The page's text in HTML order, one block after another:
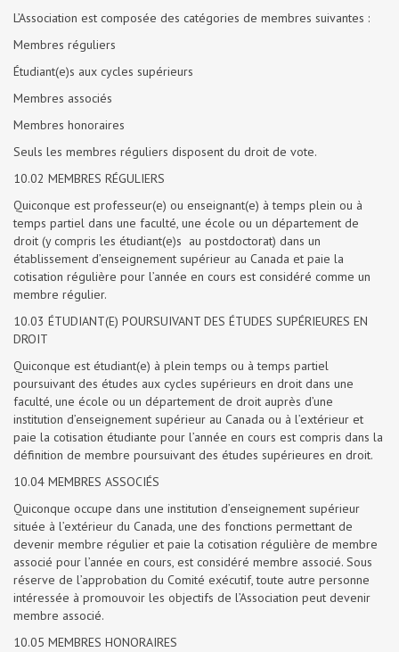
L’Association est composée des catégories de membres suivantes :
Membres réguliers
Étudiant(e)s aux cycles supérieurs
Membres associés
Membres honoraires
Seuls les membres réguliers disposent du droit de vote.
10.02 MEMBRES RÉGULIERS
Quiconque est professeur(e) ou enseignant(e) à temps plein ou à
temps partiel dans une faculté, une école ou un département de
droit (y compris les étudiant(e)s au postdoctorat) dans un
établissement d’enseignement supérieur au Canada et paie la
cotisation régulière pour l’année en cours est considéré comme un
membre régulier.
10.03 ÉTUDIANT(E) POURSUIVANT DES ÉTUDES SUPÉRIEURES EN
DROIT
Quiconque est étudiant(e) à plein temps ou à temps partiel
poursuivant des études aux cycles supérieurs en droit dans une
faculté, une école ou un département de droit auprès d’une
institution d’enseignement supérieur au Canada ou à l’extérieur et
paie la cotisation étudiante pour l’année en cours est compris dans la
définition de membre poursuivant des études supérieures en droit.
10.04 MEMBRES ASSOCIÉS
Quiconque occupe dans une institution d’enseignement supérieur
située à l’extérieur du Canada, une des fonctions permettant de
devenir membre régulier et paie la cotisation régulière de membre
associé pour l’année en cours, est considéré membre associé. Sous
réserve de l’approbation du Comité exécutif, toute autre personne
intéressée à promouvoir les objectifs de l’Association peut devenir
membre associé.
10.05 MEMBRES HONORAIRES